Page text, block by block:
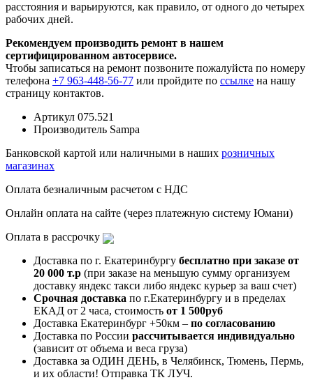
расстояния и варьируются, как правило, от одного до четырех
рабочих дней.
Рекомендуем производить ремонт в нашем
сертифицированном автосервисе.
Чтобы записаться на ремонт позвоните пожалуйста по номеру
телефона +7 963-448-56-77 или пройдите по ссылке на нашу
страницу контактов.
Артикул 075.521
Производитель Sampa
Банковской картой или наличными в наших розничных
магазинах
Оплата безналичным расчетом с НДС
Онлайн оплата на сайте (через платежную систему Юмани)
Оплата в рассрочку
Доставка по г. Екатеринбургу бесплатно при заказе от
20 000 т.р (при заказе на меньшую сумму организуем
доставку яндекс такси либо яндекс курьер за ваш счет)
Срочная доставка по г.Екатеринбургу и в пределах
ЕКАД от 2 часа, стоимость от 1 500руб
Доставка Екатеринбург +50км – по согласованию
Доставка по России рассчитывается индивидуально
(зависит от объема и веса груза)
Доставка за ОДИН ДЕНЬ, в Челябинск, Тюмень, Пермь,
и их области! Отправка ТК ЛУЧ.